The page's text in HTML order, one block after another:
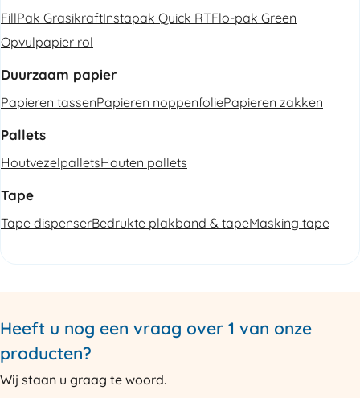
FillPak GrasikraftInstapak Quick RTFlo-pak Green
Opvulpapier rol
Duurzaam papier
Papieren tassenPapieren noppenfoliePapieren zakken
Pallets
HoutvezelpalletsHouten pallets
Tape
Tape dispenserBedrukte plakband & tapeMasking tape
Heeft u nog een vraag over 1 van onze
producten?
Wij staan u graag te woord.